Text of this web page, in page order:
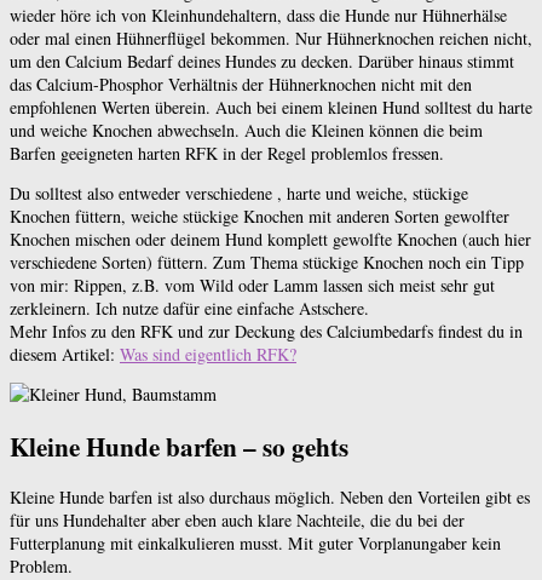
wieder höre ich von Kleinhundehaltern, dass die Hunde nur Hühnerhälse
oder mal einen Hühnerflügel bekommen. Nur Hühnerknochen reichen nicht,
um den Calcium Bedarf deines Hundes zu decken. Darüber hinaus stimmt
das Calcium-Phosphor Verhältnis der Hühnerknochen nicht mit den
empfohlenen Werten überein. Auch bei einem kleinen Hund solltest du harte
und weiche Knochen abwechseln. Auch die Kleinen können die beim
Barfen geeigneten harten RFK in der Regel problemlos fressen.
Du solltest also entweder verschiedene , harte und weiche, stückige
Knochen füttern, weiche stückige Knochen mit anderen Sorten gewolfter
Knochen mischen oder deinem Hund komplett gewolfte Knochen (auch hier
verschiedene Sorten) füttern. Zum Thema stückige Knochen noch ein Tipp
von mir: Rippen, z.B. vom Wild oder Lamm lassen sich meist sehr gut
zerkleinern. Ich nutze dafür eine einfache Astschere.
Mehr Infos zu den RFK und zur Deckung des Calciumbedarfs findest du in
diesem Artikel: Was sind eigentlich RFK?
Kleine Hunde barfen – so gehts
Kleine Hunde barfen ist also durchaus möglich. Neben den Vorteilen gibt es
für uns Hundehalter aber eben auch klare Nachteile, die du bei der
Futterplanung mit einkalkulieren musst. Mit guter Vorplanungaber kein
Problem.